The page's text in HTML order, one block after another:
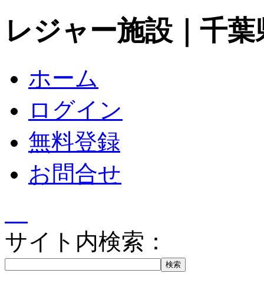
レジャー施設｜千
ホーム
ログイン
無料登録
お問合せ
サイト内検索：